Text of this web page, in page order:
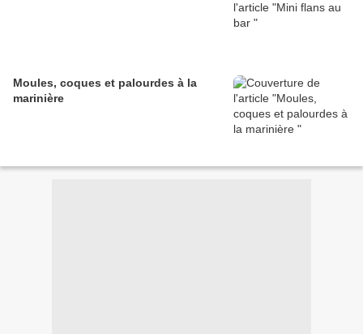
Moules, coques et palourdes à la
marinière